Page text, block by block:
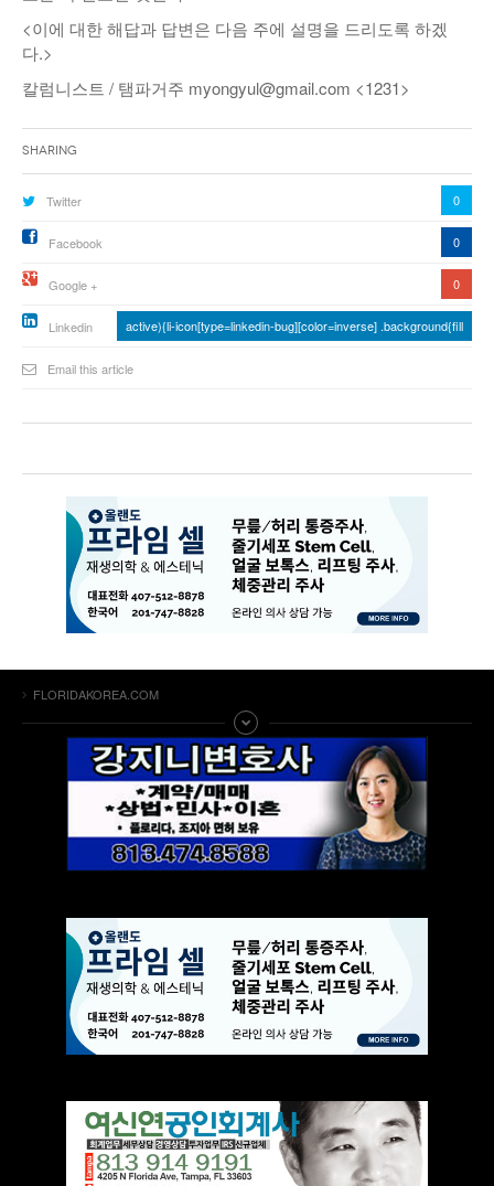
<이에 대한 해답과 답변은 다음 주에 설명을 드리도록 하겠
다.>
칼럼니스트 / 탬파거주 myongyul@gmail.com <1231>
Sharing
Twitter 0
Facebook 0
Google + 0
Linkedin active){li-icon[type=linkedin-bug][color=inverse] .background{fill
Email this article
FLORIDAKOREA.COM